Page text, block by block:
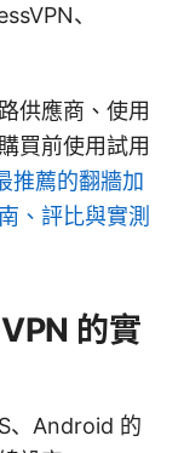
、
供應商、使用
買前使用試用
推薦的翻牆加
、評比與實測
的實
、Android 的